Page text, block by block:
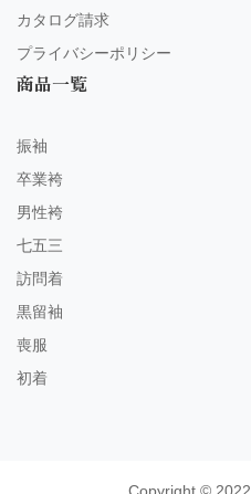
カタログ請求
プライバシーポリシー
商品一覧
振袖
卒業袴
男性袴
七五三
訪問着
黒留袖
喪服
初着